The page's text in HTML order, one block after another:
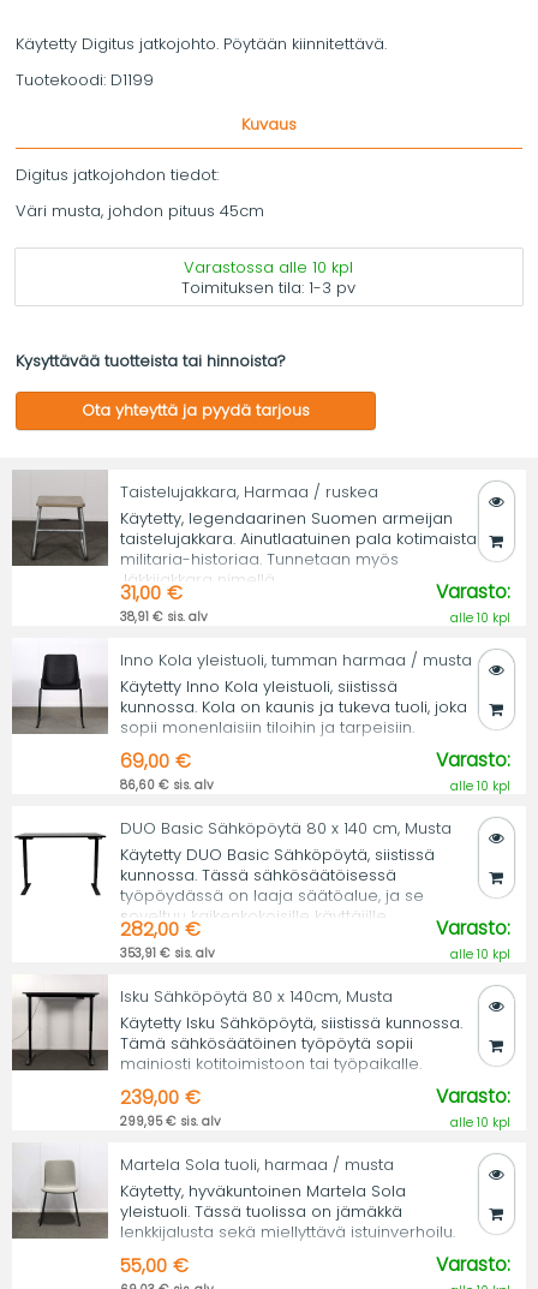
Käytetty Digitus jatkojohto. Pöytään kiinnitettävä.
Tuotekoodi: D1199
Kuvaus
Digitus jatkojohdon tiedot:
Väri musta, johdon pituus 45cm
Varastossa alle 10 kpl
Toimituksen tila:1-3 pv
Kysyttävää tuotteista tai hinnoista?
Ota yhteyttä ja pyydä tarjous
Taistelujakkara, Harmaa / ruskea
Käytetty, legendaarinen Suomen armeijan
taistelujakkara. Ainutlaatuinen pala kotimaista
militaria-historiaa. Tunnetaan myös
Jäkkijakkara nimellä.
31,00 €
38,91 € sis. alv
Varasto:
alle 10 kpl
Inno Kola yleistuoli, tumman harmaa / musta
Käytetty Inno Kola yleistuoli, siistissä
kunnossa. Kola on kaunis ja tukeva tuoli, joka
sopii monenlaisiin tiloihin ja tarpeisiin.
69,00 €
86,60 € sis. alv
Varasto:
alle 10 kpl
DUO Basic Sähköpöytä 80 x 140 cm, Musta
Käytetty DUO Basic Sähköpöytä, siistissä
kunnossa. Tässä sähkösäätöisessä
työpöydässä on laaja säätöalue, ja se
soveltuu kaikenkokoisille käyttäjille.
282,00 €
353,91 € sis. alv
Varasto:
alle 10 kpl
Isku Sähköpöytä 80 x 140cm, Musta
Käytetty Isku Sähköpöytä, siistissä kunnossa.
Tämä sähkösäätöinen työpöytä sopii
mainiosti kotitoimistoon tai työpaikalle.
239,00 €
299,95 € sis. alv
Varasto:
alle 10 kpl
Martela Sola tuoli, harmaa / musta
Käytetty, hyväkuntoinen Martela Sola
yleistuoli. Tässä tuolissa on jämäkkä
lenkkijalusta sekä miellyttävä istuinverhoilu.
55,00 € Varasto: